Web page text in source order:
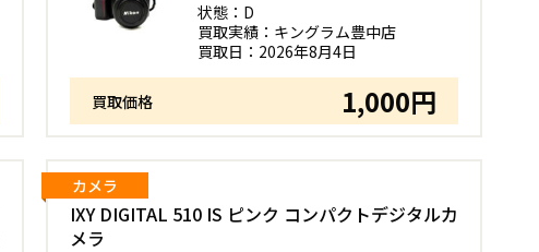
状態： D
買取実績： キングラム豊中店
買取日： 2026年8月4日
買取価格 1,000円
IXY DIGITAL 510 IS ピンク コンパクトデジタルカ
メラ
カメラ